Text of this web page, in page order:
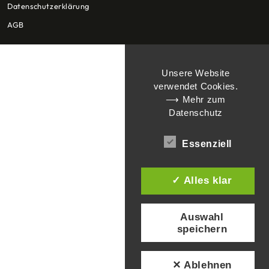
Datenschutzerklärung
AGB
Unsere Website
verwendet Cookies.
⟶ Mehr zum
Datenschutz
Essenziell
✓ Alles klar
Auswahl
speichern
✕ Ablehnen